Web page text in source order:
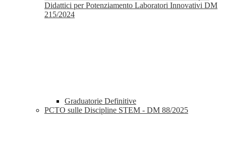
Didattici per Potenziamento Laboratori Innovativi DM
215/2024
Graduatorie Definitive
PCTO sulle Discipline STEM - DM 88/2025